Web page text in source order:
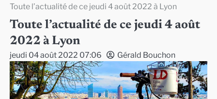
Toute l’actualité de ce jeudi 4 août 2022 à Lyon
Toute l’actualité de ce jeudi 4 août
2022 à Lyon
jeudi 04 août 2022 07:06 Gérald Bouchon